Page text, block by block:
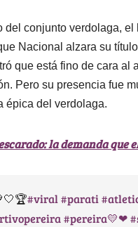
del conjunto verdolaga,
Nacional alzara su
que está fino de cara al
Pero su presencia fue
épica del verdolaga.
la demanda
#viral#parati
#pereira💛❤